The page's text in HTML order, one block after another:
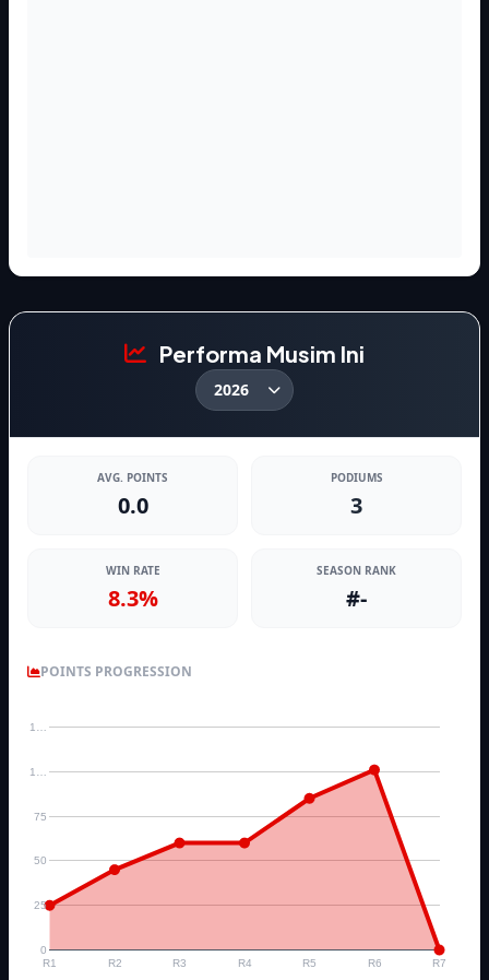
Performa Musim Ini
AVG. POINTS
0.0
PODIUMS
3
WIN RATE
8.3%
SEASON RANK
#-
POINTS PROGRESSION
R1 R2 R3 R4 R5 R6 R7
0
25
50
75
1…
1…